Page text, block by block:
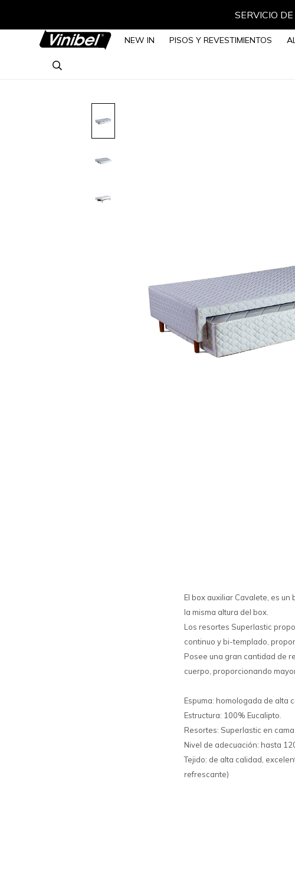
SERVICIO
NEW IN PISOS Y REVESTIMIENTOS
El box auxiliar Cavalete, es
la misma altura del box.
Los resortes Superlastic
continuo y bi-templado,
Posee una gran cantidad de
cuerpo, proporcionando
Espuma: homologada de alta
Estructura: 100% Eucalipto.
Resortes: Superlastic en cama
Nivel de adecuación: hasta
Tejido: de alta calidad,
refrescante)